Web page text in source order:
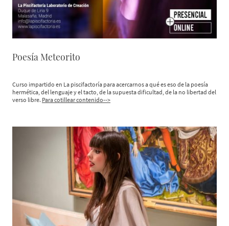
Poesía Meteorito
Curso impartido en La piscifactoría para acercarnos a qué es eso de la poesía
hermética, del lenguaje y el tacto, de la supuesta dificultad, de la no libertad del
verso libre. Para cotillear contenido-->